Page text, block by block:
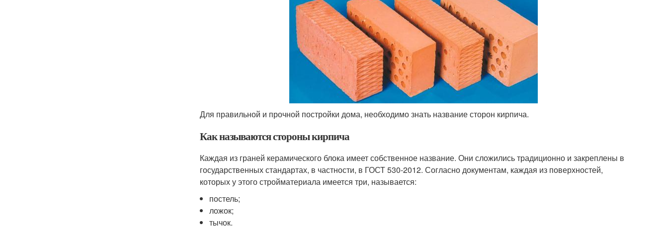
Для правильной и прочной постройки дома, необходимо знать название сторон кирпича.
Как называются стороны кирпича
Каждая из граней керамического блока имеет собственное название. Они сложились традиционно и закреплены в
государственных стандартах, в частности, в ГОСТ 530-2012. Согласно документам, каждая из поверхностей,
которых у этого стройматериала имеется три, называется:
постель;
ложок;
тычок.